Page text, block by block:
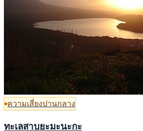
ความเสี่ยงปานกลาง
ทะเลสาบยะมะนะกะ